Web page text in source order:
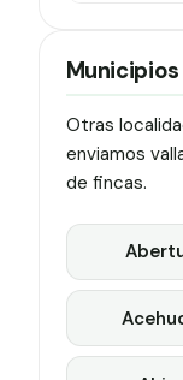
Otras
enviamos
de fincas.